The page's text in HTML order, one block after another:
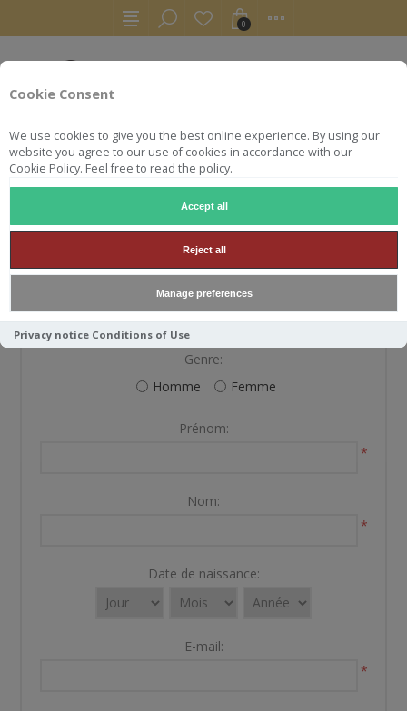
Cookie Consent
We use cookies to give you the best online experience. By using our
website you agree to our use of cookies in accordance with our
Cookie Policy. Feel free to read the policy.
Accept all
Reject all
Manage preferences
Privacy notice Conditions of Use
0
S'ENREGISTRER
VOS INFORMATIONS PERSONNELLES
Genre:
Homme
Femme
Prénom:
*
Nom:
*
Date de naissance:
E-mail:
*